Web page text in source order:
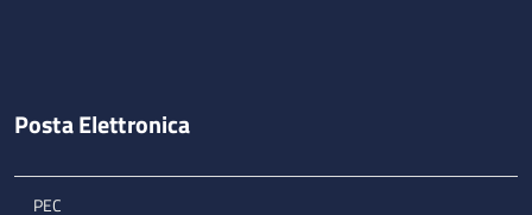
Posta Elettronica
PEC